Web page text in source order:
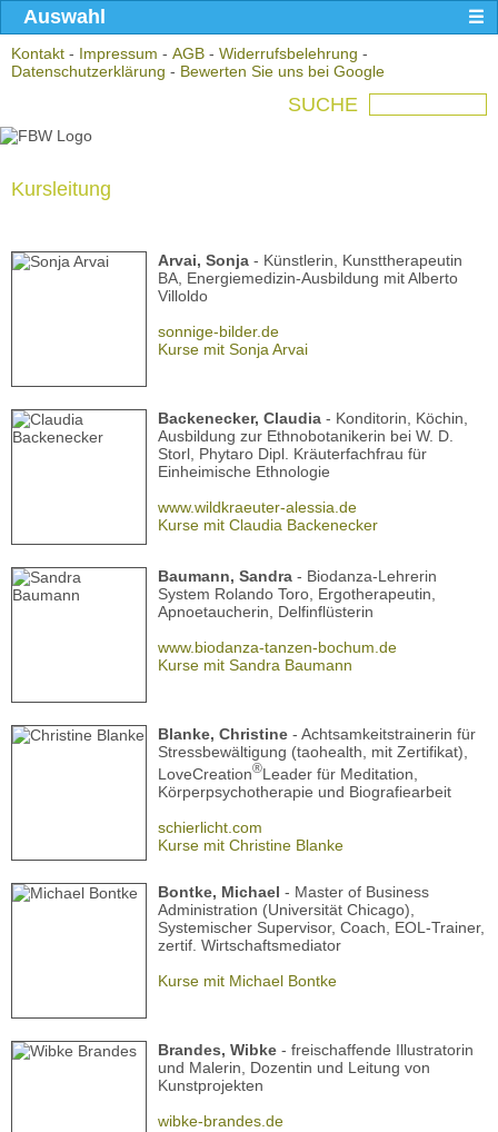
Kontakt - Impressum - AGB - Widerrufsbelehrung -
Datenschutzerklärung - Bewerten Sie uns bei Google
SUCHE
Kursleitung
Arvai, Sonja - Künstlerin, Kunsttherapeutin
BA, Energiemedizin-Ausbildung mit Alberto
Villoldo
sonnige-bilder.de
Kurse mit Sonja Arvai
Backenecker, Claudia - Konditorin, Köchin,
Ausbildung zur Ethnobotanikerin bei W. D.
Storl, Phytaro Dipl. Kräuterfachfrau für
Einheimische Ethnologie
www.wildkraeuter-alessia.de
Kurse mit Claudia Backenecker
Baumann, Sandra - Biodanza-Lehrerin
System Rolando Toro, Ergotherapeutin,
Apnoetaucherin, Delfinflüsterin
www.biodanza-tanzen-bochum.de
Kurse mit Sandra Baumann
Blanke, Christine - Achtsamkeitstrainerin für
Stressbewältigung (taohealth, mit Zertifikat),
LoveCreation®Leader für Meditation,
Körperpsychotherapie und Biografiearbeit
schierlicht.com
Kurse mit Christine Blanke
Bontke, Michael - Master of Business
Administration (Universität Chicago),
Systemischer Supervisor, Coach, EOL-Trainer,
zertif. Wirtschaftsmediator
Kurse mit Michael Bontke
Brandes, Wibke - freischaffende Illustratorin
und Malerin, Dozentin und Leitung von
Kunstprojekten
wibke-brandes.de
Auswahl